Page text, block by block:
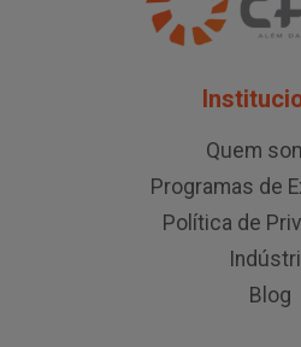
Quem
Programas de
Política de
Blog